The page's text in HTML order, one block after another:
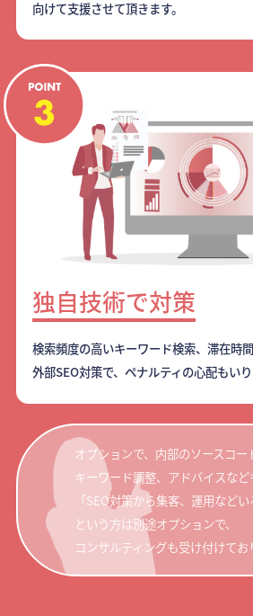
向けて支援させて頂きます。
独自技術で対策
検索頻度の高いキーワード検索、滞在時
外部SEO対策で、ペナルティの心配もいり
オプションで、内部のソースコー
キーワード調整、アドバイスなど
「SEO対策から集客、運用など
という方は別途オプションで、
コンサルティングも受け付けてお